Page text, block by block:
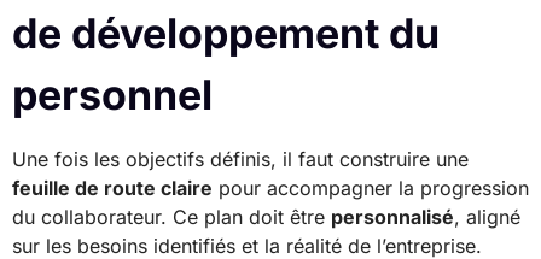
de développement du
personnel
Une fois les objectifs définis, il faut construire une
feuille de route claire pour accompagner la progression
du collaborateur. Ce plan doit être personnalisé, aligné
sur les besoins identifiés et la réalité de l’entreprise.